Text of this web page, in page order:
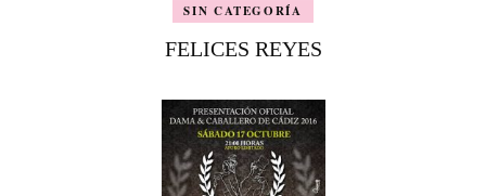
SIN CATEGORÍA
FELICES REYES